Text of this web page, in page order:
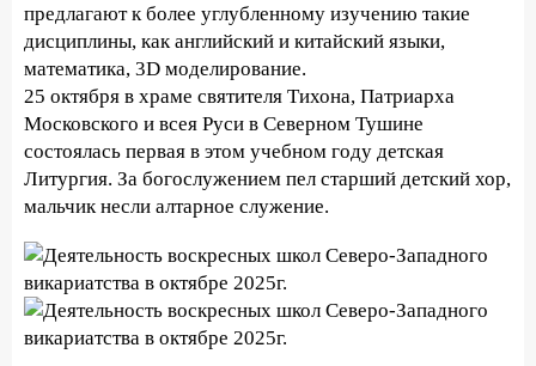
предлагают к более углубленному изучению такие
дисциплины, как английский и китайский языки,
математика, 3D моделирование.
25 октября в храме святителя Тихона, Патриарха
Московского и всея Руси в Северном Тушине
состоялась первая в этом учебном году детская
Литургия. За богослужением пел старший детский хор,
мальчик несли алтарное служение.